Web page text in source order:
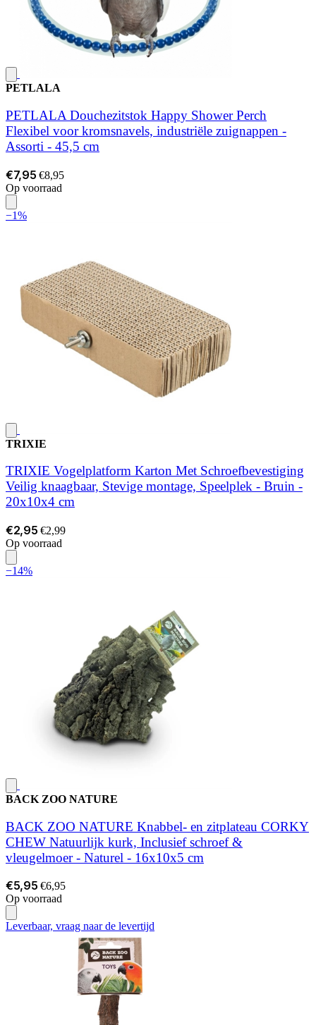
PETLALA
PETLALA Douchezitstok Happy Shower Perch
Flexibel voor kromsnavels, industriële zuignappen -
Assorti - 45,5 cm
€7,95 €8,95
Op voorraad
−1%
TRIXIE
TRIXIE Vogelplatform Karton Met Schroefbevestiging
Veilig knaagbaar, Stevige montage, Speelplek - Bruin -
20x10x4 cm
€2,95 €2,99
Op voorraad
−14%
BACK ZOO NATURE
BACK ZOO NATURE Knabbel- en zitplateau CORKY
CHEW Natuurlijk kurk, Inclusief schroef &
vleugelmoer - Naturel - 16x10x5 cm
€5,95 €6,95
Op voorraad
Leverbaar, vraag naar de levertijd